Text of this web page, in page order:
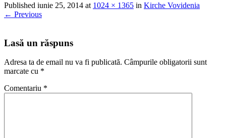
Published iunie 25, 2014 at 1024 × 1365 in Kirche Vovidenia
← Previous
Lasă un răspuns
Adresa ta de email nu va fi publicată. Câmpurile obligatorii sunt
marcate cu *
Comentariu *